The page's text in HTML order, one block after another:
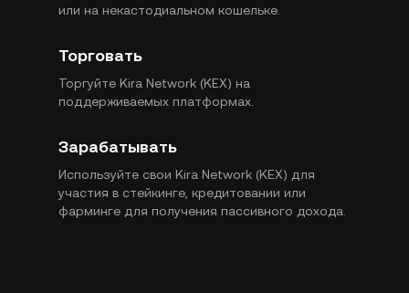
или на некастодиальном кошельке.
Торговать
Торгуйте Kira Network (KEX) на
поддерживаемых платформах.
Зарабатывать
Используйте свои Kira Network (KEX) для
участия в стейкинге, кредитовании или
фарминге для получения пассивного дохода.